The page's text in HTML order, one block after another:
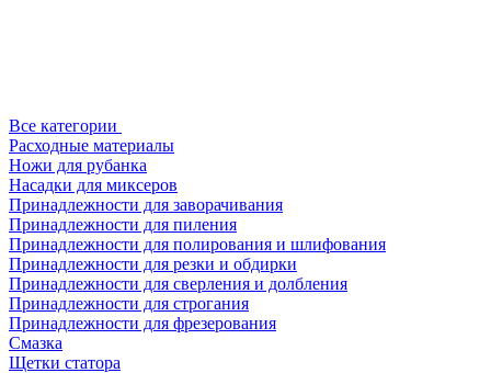
Все категории
Расходные материалы
Ножи для рубанка
Насадки для миксеров
Принадлежности для заворачивания
Принадлежности для пиления
Принадлежности для полирования и шлифования
Принадлежности для резки и обдирки
Принадлежности для сверления и долбления
Принадлежности для строгания
Принадлежности для фрезерования
Смазка
Щетки статора